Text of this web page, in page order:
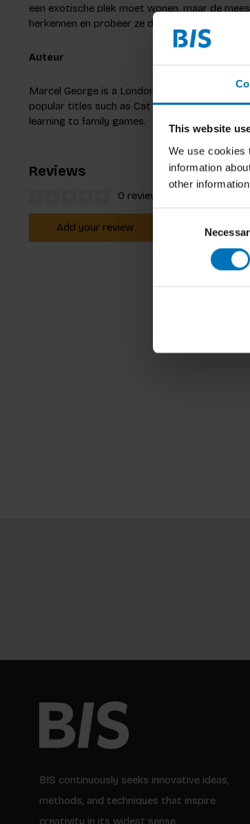
This website
We use cookies
information
other
Consent
een exotische plek moet wonen, maar de
herkennen en probeer ze daarna in het wild te
Auteur
Marcel George is a London-based freelance
popular titles such as Cat Bingo, Dogs &
learning to family games.
Reviews
0 reviews
Add your review
BIS continuously seeks innovative ideas,
methods, and techniques that inspire
creativity in its widest sense.